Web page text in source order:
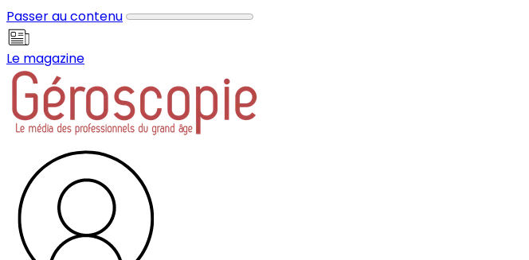
Passer au contenu
Le magazine
Panneau de gestion des cookies